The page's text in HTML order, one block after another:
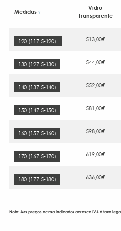
Medidas ?
Vidro
Transparente
120 (117.5-120) 513,00€
130 (127.5-130) 544,00€
140 (137.5-140) 552,00€
150 (147.5-150) 581,00€
160 (157.5-160) 598,00€
170 (167.5-170) 619,00€
180 (177.5-180) 636,00€
Nota: Aos preços acima indicados acresce IVA à taxa